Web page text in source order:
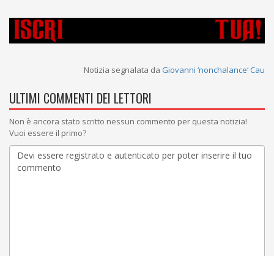
Notizia segnalata da Giovanni ‘nonchalance‘ Cau
ULTIMI COMMENTI DEI LETTORI
Non è ancora stato scritto nessun commento per questa notizia!
Vuoi essere il primo?